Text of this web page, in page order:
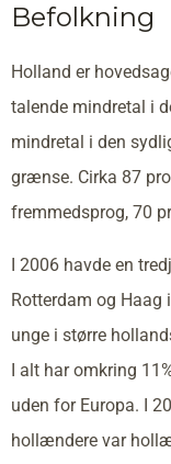
Befolkning
Holland er
talende mindretal i
mindretal i den
grænse. Cirka 87
fremmedsprog, 70
I 2006 havde en
Rotterdam og Haag
unge i større
I alt har omkring
uden for Europa. I
hollændere var